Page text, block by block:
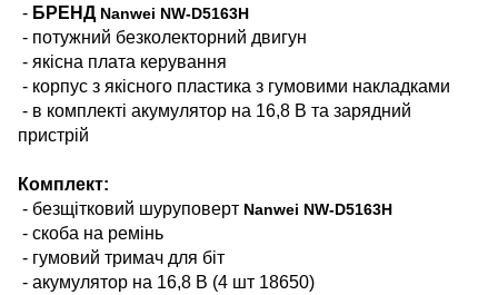
- БРЕНД Nanwei NW-D5163H
- потужний безколекторний двигун
- якісна плата керування
- корпус з якісного пластика з гумовими накладками
- в комплекті акумулятор на 16,8 В та зарядний
пристрій
Комплект:
- безщітковий шуруповерт Nanwei NW-D5163H
- скоба на ремінь
- гумовий тримач для біт
- акумулятор на 16,8 В (4 шт 18650)